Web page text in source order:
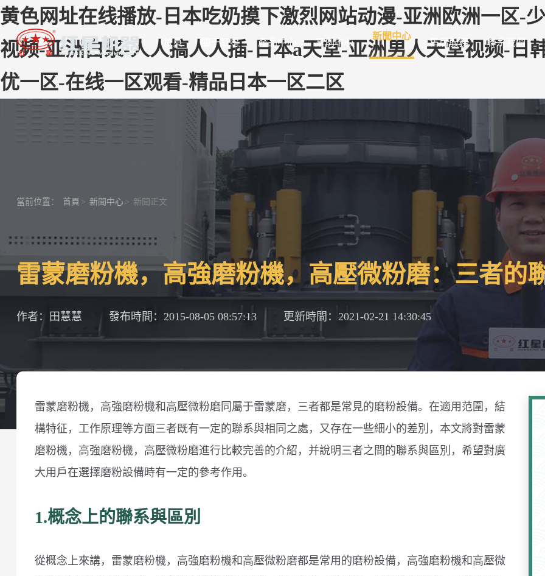
黄色网址在线播放-日本吃奶摸下激烈网站动漫-亚洲欧洲一区-
视频-亚洲白浆-人人搞人人插-日本a天堂-亚洲男人天堂视频-日
优一区-在线一区观看-精品日本一区二区
首頁 關于紅星 產品中心 案例中心
新聞中心
售后服務 聯系我們
當前位置： 首頁 > 新聞中心 > 新聞正文
雷蒙磨粉機，高強磨粉機，高壓微粉磨：三者的
作者：田慧慧 發布時間：2015-08-05 08:57:13 更新時間：2021-02-21 14:30:45
雷蒙磨粉機，高強磨粉機和高壓微粉磨同屬于雷蒙磨，三者都是常見的磨粉設備。在適用范圍，結
構特征，工作原理等方面三者既有一定的聯系與相同之處，又存在一些細小的差別，本文將對雷蒙
磨粉機，高強磨粉機，高壓微粉磨進行比較完善的介紹，并說明三者之間的聯系與區別，希望對廣
大用戶在選擇磨粉設備時有一定的參考作用。
1.概念上的聯系與區別
從概念上來講，雷蒙磨粉機，高強磨粉機和高壓微粉磨都是常用的磨粉設備，高強磨粉機和高壓微